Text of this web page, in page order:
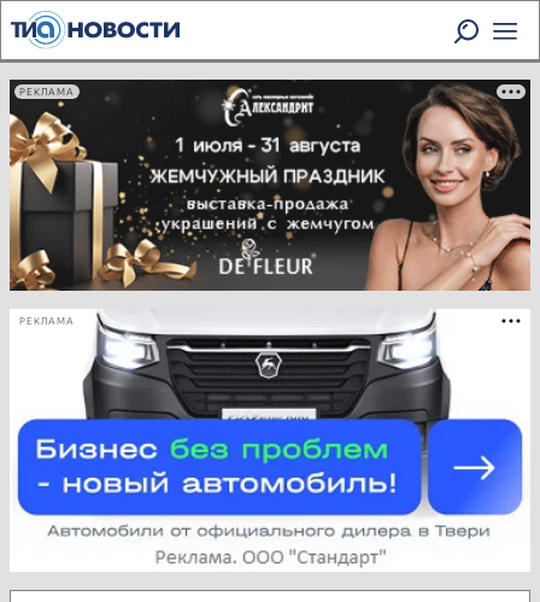
РЕКЛАМА
РЕКЛАМА